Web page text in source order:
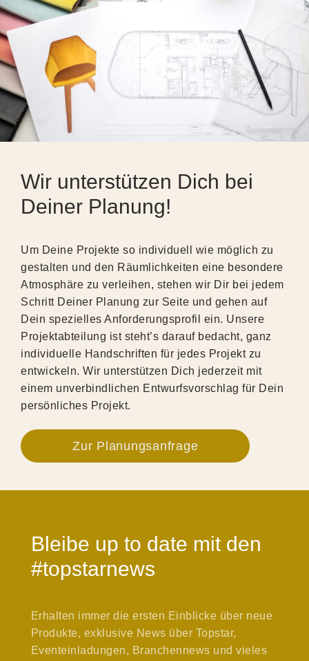
Wir unterstützen Dich bei
Deiner Planung!
Um Deine Projekte so individuell wie möglich zu
gestalten und den Räumlichkeiten eine besondere
Atmosphäre zu verleihen, stehen wir Dir bei jedem
Schritt Deiner Planung zur Seite und gehen auf
Dein spezielles Anforderungsprofil ein. Unsere
Projektabteilung ist steht’s darauf bedacht, ganz
individuelle Handschriften für jedes Projekt zu
entwickeln. Wir unterstützen Dich jederzeit mit
einem unverbindlichen Entwurfsvorschlag für Dein
persönliches Projekt.
Zur Planungsanfrage
Bleibe up to date mit den
#topstarnews
Erhalten immer die ersten Einblicke über neue
Produkte, exklusive News über Topstar,
Eventeinladungen, Branchennews und vieles